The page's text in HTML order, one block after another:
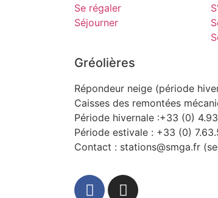
Se régaler
Séjourner
Gréolières
Répondeur neige (période
Caisses des remontées
Période hivernale :+33 (0)
Période estivale : +33 (0)
Contact : stations@smga.fr